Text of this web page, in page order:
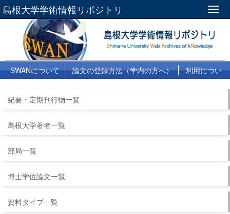
島根大学学術情報リポジトリ
SWANについて 論文の登録方法（学内の方へ）
利用につい
紀要・定期刊行物一覧
島根大学著者一覧
部局一覧
博士学位論文一覧
資料タイプ一覧